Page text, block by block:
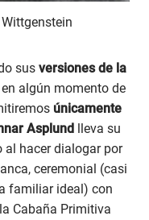
sus versiones de la
algún momento de
únicamente
Asplund lleva su
hacer dialogar por
ceremonial (casi
familiar ideal) con
Cabaña Primitiva